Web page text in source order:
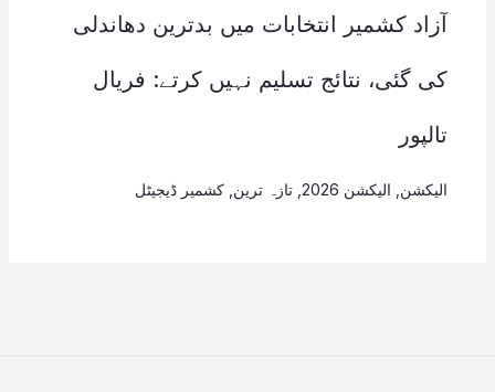
آزاد کشمیر انتخابات میں بدترین دھاندلی
کی گئی، نتائج تسلیم نہیں کرتے: فریال
تالپور
الیکشن الیکشن 2026 , تازہ ترین کشمیر ڈیجیٹل